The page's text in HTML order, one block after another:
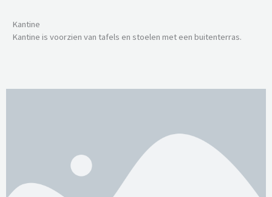
Kantine
Kantine is voorzien van tafels en stoelen met een buitenterras.